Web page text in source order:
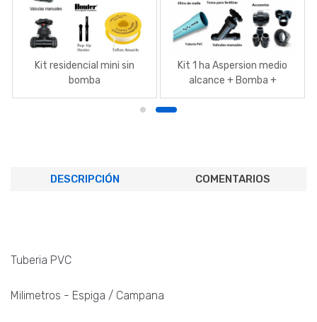
Kit residencial mini sin
bomba
Kit 1 ha Aspersion medio
alcance + Bomba +
Valvulas + Aspersores
DESCRIPCIÓN COMENTARIOS
Tuberia PVC
Milimetros - Espiga / Campana